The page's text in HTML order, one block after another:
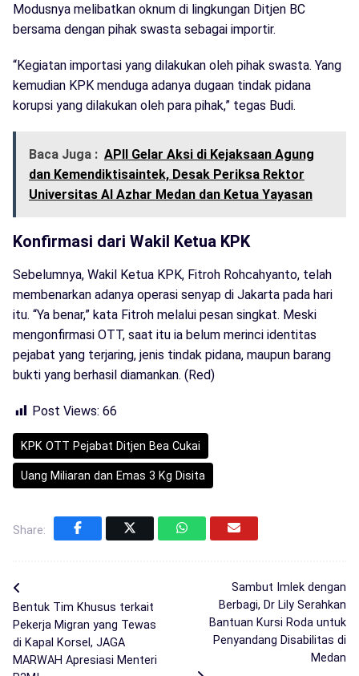
Modusnya melibatkan oknum di lingkungan Ditjen BC
bersama dengan pihak swasta sebagai importir.
“Kegiatan importasi yang dilakukan oleh pihak swasta. Yang
kemudian KPK menduga adanya dugaan tindak pidana
korupsi yang dilakukan oleh para pihak,” tegas Budi.
Baca Juga : APII Gelar Aksi di Kejaksaan Agung
dan Kemendiktisaintek, Desak Periksa Rektor
Universitas Al Azhar Medan dan Ketua Yayasan
Konfirmasi dari Wakil Ketua KPK
Sebelumnya, Wakil Ketua KPK, Fitroh Rohcahyanto, telah
membenarkan adanya operasi senyap di Jakarta pada hari
itu. “Ya benar,” kata Fitroh melalui pesan singkat. Meski
mengonfirmasi OTT, saat itu ia belum merinci identitas
pejabat yang terjaring, jenis tindak pidana, maupun barang
bukti yang berhasil diamankan. (Red)
Post Views: 66
KPK OTT Pejabat Ditjen Bea Cukai
Uang Miliaran dan Emas 3 Kg Disita
Share:
Bentuk Tim Khusus terkait
Pekerja Migran yang Tewas
di Kapal Korsel, JAGA
MARWAH Apresiasi Menteri
Sambut Imlek dengan
Berbagi, Dr Lily Serahkan
Bantuan Kursi Roda untuk
Penyandang Disabilitas di
Medan